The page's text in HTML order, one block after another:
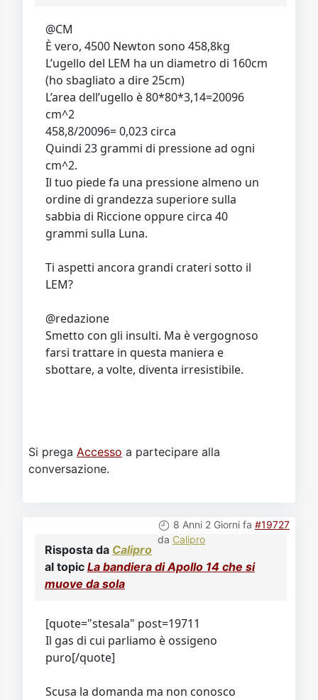
@CM
È vero, 4500 Newton sono 458,8kg
L’ugello del LEM ha un diametro di 160cm
(ho sbagliato a dire 25cm)
L’area dell’ugello è 80*80*3,14=20096
cm^2
458,8/20096= 0,023 circa
Quindi 23 grammi di pressione ad ogni
cm^2.
Il tuo piede fa una pressione almeno un
ordine di grandezza superiore sulla
sabbia di Riccione oppure circa 40
grammi sulla Luna.
Ti aspetti ancora grandi crateri sotto il
LEM?
@redazione
Smetto con gli insulti. Ma è vergognoso
farsi trattare in questa maniera e
sbottare, a volte, diventa irresistibile.
Si prega Accesso a partecipare alla
conversazione.
8 Anni 2 Giorni fa #19727
da Calipro
Risposta da Calipro
al topic La bandiera di Apollo 14 che si
muove da sola
[quote="stesala" post=19711
Il gas di cui parliamo è ossigeno
puro[/quote]
Scusa la domanda ma non conosco